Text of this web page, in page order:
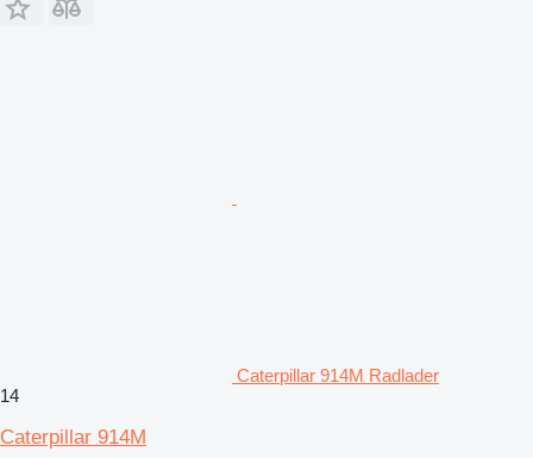
Caterpillar 914M Radlader
14
Caterpillar 914M